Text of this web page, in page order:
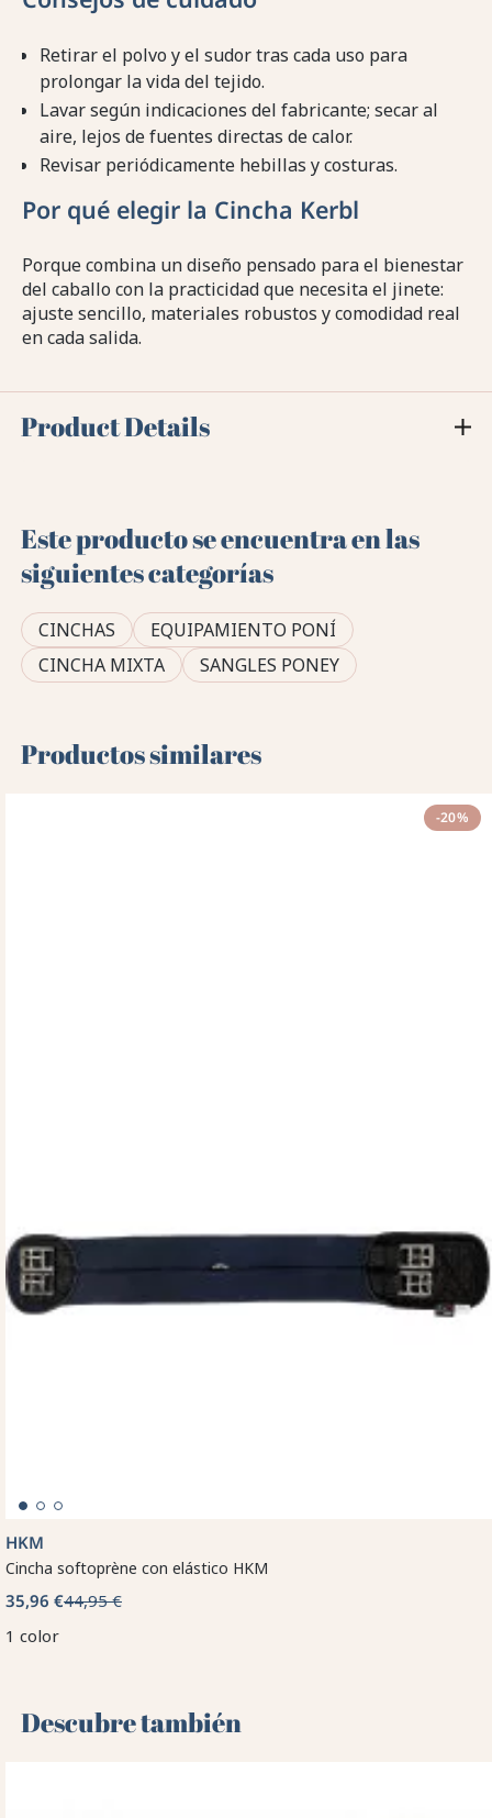
Retirar el polvo y el sudor tras cada uso para
prolongar la vida del tejido.
Lavar según indicaciones del fabricante; secar al
aire, lejos de fuentes directas de calor.
Revisar periódicamente hebillas y costuras.
Por qué elegir la Cincha Kerbl
Porque combina un diseño pensado para el bienestar
del caballo con la practicidad que necesita el jinete:
ajuste sencillo, materiales robustos y comodidad real
en cada salida.
Product Details
Este producto se encuentra en las
siguientes categorías
CINCHAS
EQUIPAMIENTO PONÍ
CINCHA MIXTA
SANGLES PONEY
Productos similares
-20%
HKM
Cincha softoprène con elástico HKM
35,96 €44,95 €
1 color
Descubre también 🌻